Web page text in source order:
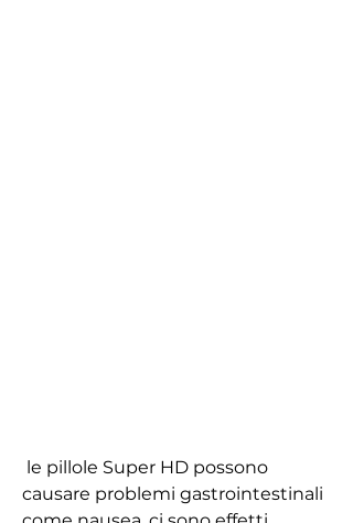
causare problemi gastrointestinali